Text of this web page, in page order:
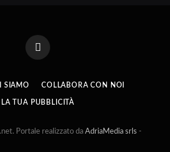
Facebook
SIAMO COLLABORA CON NOI
LA TUA PUBBLICITÀ
Portale realizzato da AdriaMedia srls -